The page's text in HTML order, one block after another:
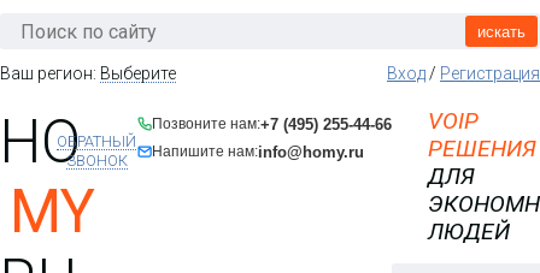
искать
Ваш регион: Выберите Вход/ Регистрация
HO
MY
Позвоните нам:+7 (495) 255-44-66
Напишите нам:info@homy.ru
ОБРАТНЫЙ
ЗВОНОК
VOIP
РЕШЕНИЯ
ДЛЯ
ЛЮДЕЙ